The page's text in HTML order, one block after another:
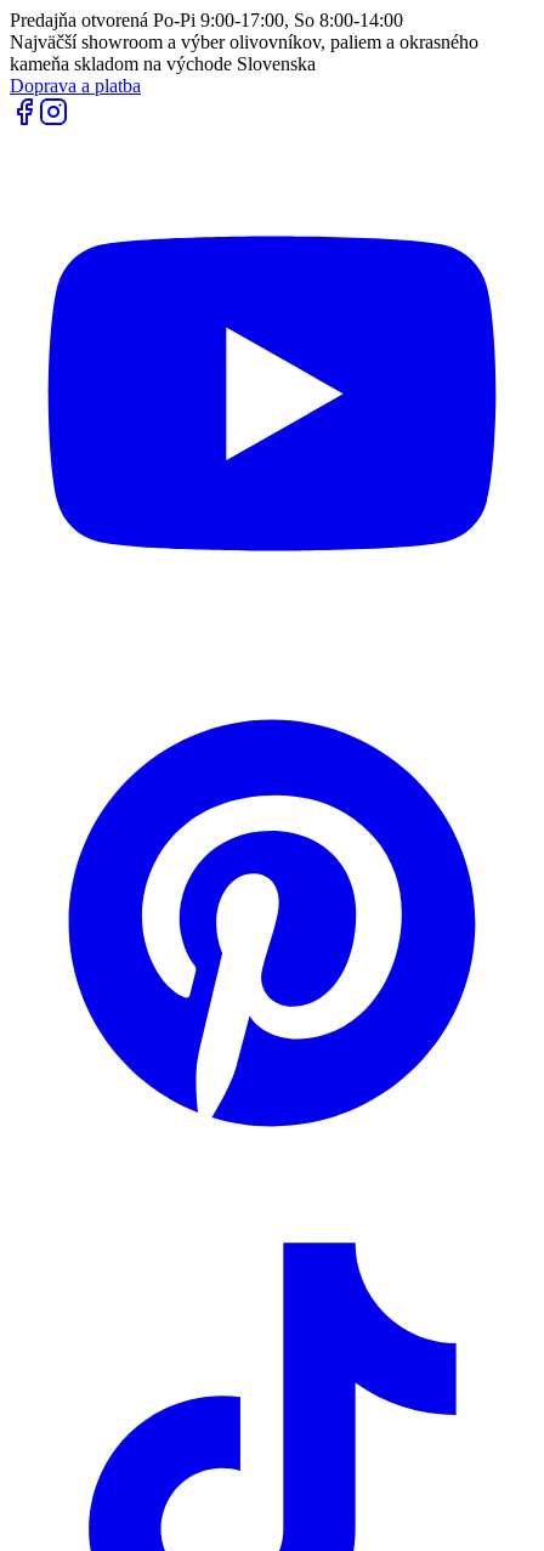
Predajňa otvorená Po-Pi 9:00-17:00, So 8:00-14:00
Najväčší showroom a výber olivovníkov, paliem a okrasného
kameňa skladom na východe Slovenska
Doprava a platba